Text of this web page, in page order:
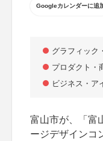
Googleカレンダーに追
グラフィック
プロダクト・
ビジネス・ア
富山市が、「富
ージデザインコ